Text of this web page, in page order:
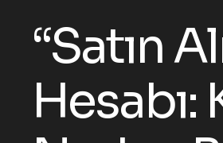
“Satın
Hesabı: